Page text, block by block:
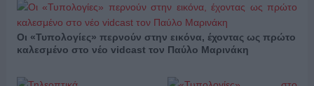
Οι «Τυπολογίες» περνούν στην εικόνα, έχοντας ως πρώτο
καλεσμένο στο νέο vidcast τον Παύλο Μαρινάκη